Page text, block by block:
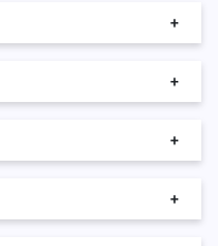
+
+
+
+